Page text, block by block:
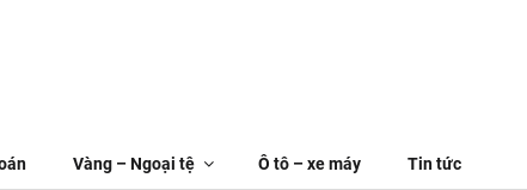
Vàng – Ngoại tệ Ô tô – xe máy Tin tức